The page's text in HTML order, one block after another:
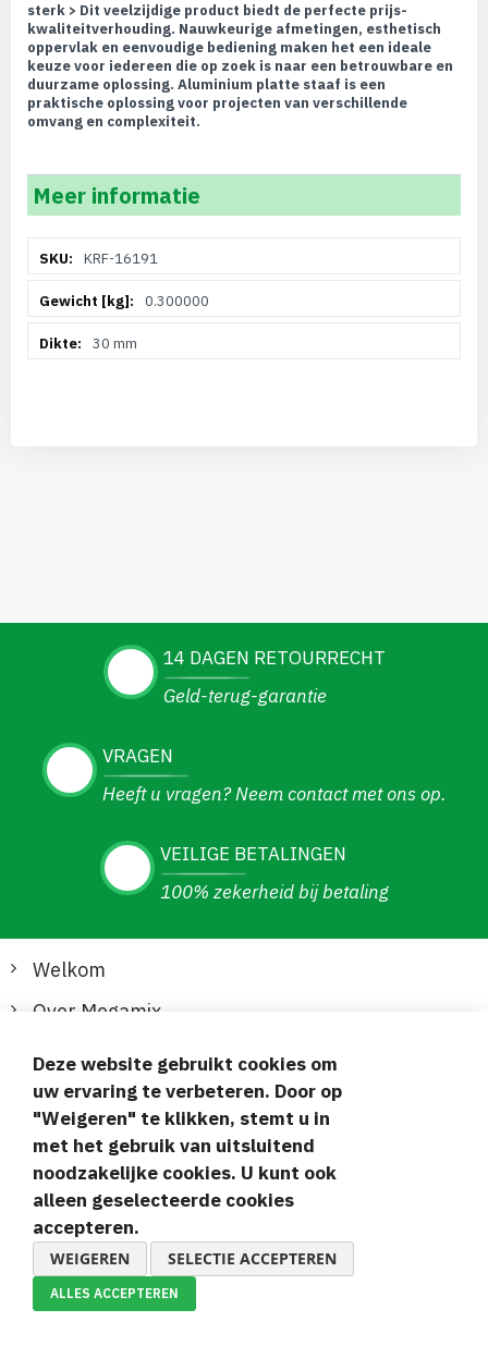
sterk > Dit veelzijdige product biedt de perfecte prijs-
kwaliteitverhouding. Nauwkeurige afmetingen, esthetisch
oppervlak en eenvoudige bediening maken het een ideale
keuze voor iedereen die op zoek is naar een betrouwbare en
duurzame oplossing. Aluminium platte staaf is een
praktische oplossing voor projecten van verschillende
omvang en complexiteit.
Meer informatie
informatieKRF-16191
0.300000
30 mm
14 DAGEN RETOURRECHT
Geld-terug-garantie
VRAGEN
Heeft u vragen? Neem contact met ons op.
VEILIGE BETALINGEN
100% zekerheid bij betaling
Welkom
Over Megamix
Informatie
Klantenservice
Veilige en gemakkelijke betalingen
Deze website gebruikt cookies om
uw ervaring te verbeteren. Door op
"Weigeren" te klikken, stemt u in
met het gebruik van uitsluitend
noodzakelijke cookies. U kunt ook
alleen geselecteerde cookies
accepteren.
WEIGEREN SELECTIE ACCEPTEREN
ALLES ACCEPTEREN